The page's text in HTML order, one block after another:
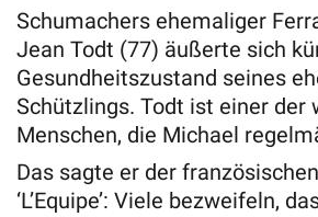
Schumachers ehemaliger
Jean Todt (77) äußerte sich
Gesundheitszustand seines
Schützlings. Todt ist einer der
Menschen, die Michael
Das sagte er der
‘L’Equipe’: Viele bezweifeln,